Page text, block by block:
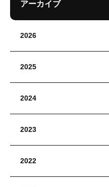
アーカイブ
2026
2025
2024
2023
2022